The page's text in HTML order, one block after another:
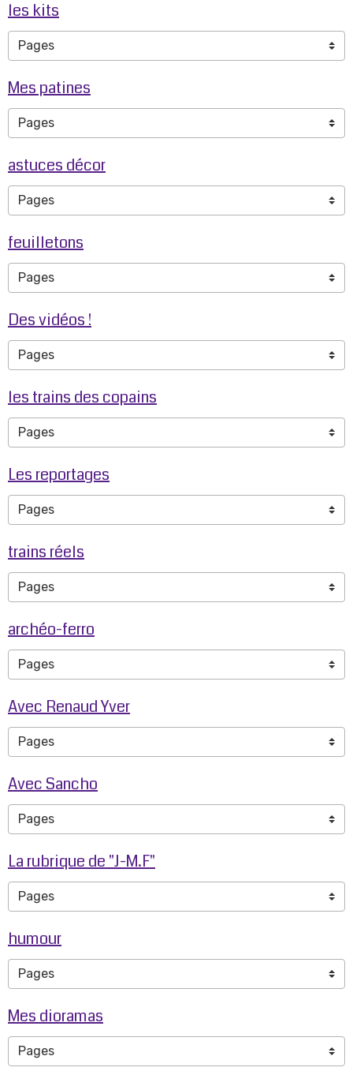
les kits
Mes patines
astuces décor
feuilletons
Des vidéos !
les trains des copains
Les reportages
trains réels
archéo-ferro
Avec Renaud Yver
Avec Sancho
La rubrique de "J-M.F"
humour
Mes dioramas